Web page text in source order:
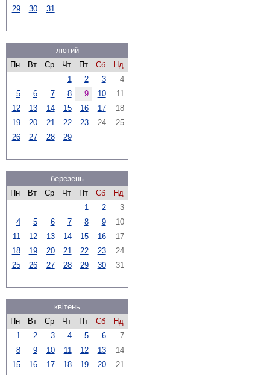
29
30 31
лютий
Пн
Вт Ср Чт Пт Сб
Нд
1
2 3
4
5
6 7 8 9 10
11
12
13 14 15 16 17
18
19
20 21 22 23 24
25
26
27 28 29
березень
Пн
Вт Ср Чт Пт Сб
Нд
1
2
3
4
5 6 7 8 9
10
11
12 13 14 15 16
17
18
19 20 21 22 23
24
25
26 27 28 29 30 31
квітень
Пн
Вт Ср Чт Пт Сб
Нд
1
2 3 4 5 6
7
8
9 10 11 12 13
14
15
16 17 18 19 20
21